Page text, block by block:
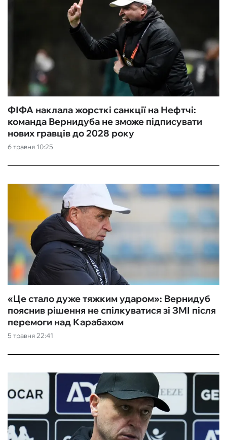
6 травня 10:25
ФІФА наклала жорсткі санкції на Нефтчі:
команда Вернидуба не зможе підписувати
нових гравців до 2028 року
5 травня 22:41
«Це стало дуже тяжким ударом»: Вернидуб
пояснив рішення не спілкуватися зі ЗМІ після
перемоги над Карабахом